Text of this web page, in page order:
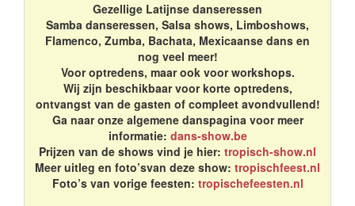
Gezellige Latijnse danseressen
Samba danseressen, Salsa shows, Limboshows,
Flamenco, Zumba, Bachata, Mexicaanse dans en
nog veel meer!
Voor optredens, maar ook voor workshops.
Wij zijn beschikbaar voor korte optredens,
ontvangst van de gasten of compleet avondvullend!
Ga naar onze algemene danspagina voor meer
informatie: dans-show.be
Prijzen van de shows vind je hier: tropisch-show.nl
Meer uitleg en foto’svan deze show: tropischfeest.nl
Foto’s van vorige feesten: tropischefeesten.nl